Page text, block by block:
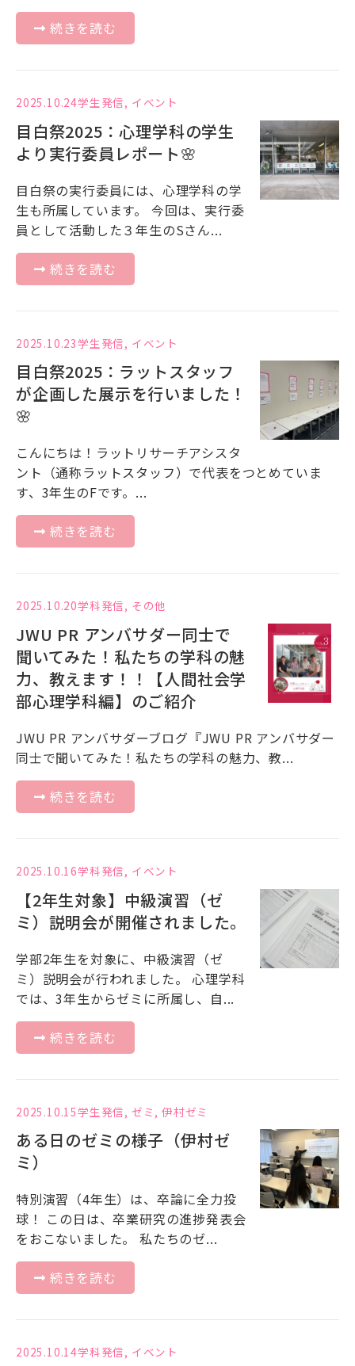
続きを読む
2025.10.24学生発信, イベント
目白祭2025：心理学科の学生
より実行委員レポート🌸
目白祭の実行委員には、心理学科の学
生も所属しています。 今回は、実行委
員として活動した３年生のSさん...
続きを読む
2025.10.23学生発信, イベント
目白祭2025：ラットスタッフ
が企画した展示を行いました！
🌸
こんにちは！ラットリサーチアシスタ
ント（通称ラットスタッフ）で代表をつとめていま
す、3年生のFです。...
続きを読む
2025.10.20学科発信, その他
JWU PR アンバサダー同士で
聞いてみた！私たちの学科の魅
力、教えます！！【人間社会学
部心理学科編】のご紹介
JWU PR アンバサダーブログ『JWU PR アンバサダー
同士で聞いてみた！私たちの学科の魅力、教...
続きを読む
2025.10.16学科発信, イベント
【2年生対象】中級演習（ゼ
ミ）説明会が開催されました。
学部2年生を対象に、中級演習（ゼ
ミ）説明会が行われました。 心理学科
では、3年生からゼミに所属し、自...
続きを読む
2025.10.15学生発信, ゼミ ,伊村ゼミ
ある日のゼミの様子（伊村ゼ
ミ）
特別演習（4年生）は、卒論に全力投
球！ この日は、卒業研究の進捗発表会
をおこないました。 私たちのゼ...
続きを読む
2025.10.14学科発信, イベント